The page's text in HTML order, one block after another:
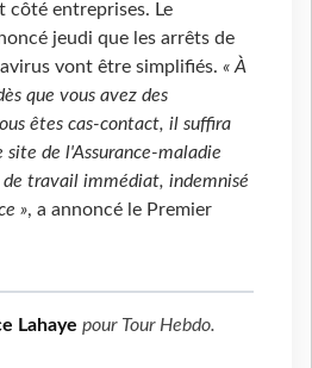
côté entreprises. Le
jeudi que les arrêts de
vont être simplifiés. « À
que vous avez des
êtes cas-contact, il suffira
site de l'Assurance-maladie
travail immédiat, indemnisé
», a annoncé le Premier
Lahaye pour Tour Hebdo.